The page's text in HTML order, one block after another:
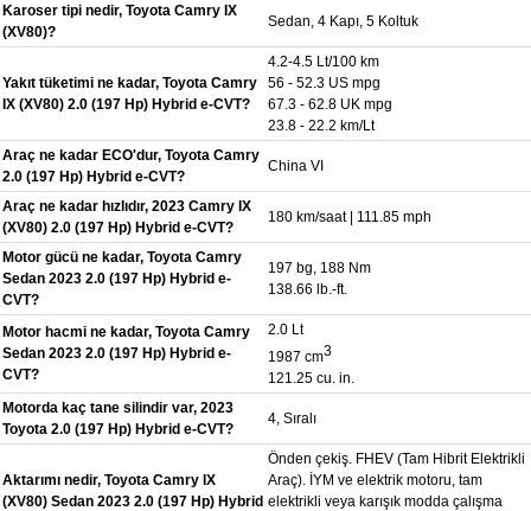
Karoser tipi nedir, Toyota Camry IX
(XV80)?
Sedan, 4 Kapı, 5 Koltuk
Yakıt tüketimi ne kadar, Toyota Camry
IX (XV80) 2.0 (197 Hp) Hybrid e-CVT?
4.2-4.5 Lt/100 km
56 - 52.3 US mpg
67.3 - 62.8 UK mpg
23.8 - 22.2 km/Lt
Araç ne kadar ECO'dur, Toyota Camry
2.0 (197 Hp) Hybrid e-CVT?
China VI
Araç ne kadar hızlıdır, 2023 Camry IX
(XV80) 2.0 (197 Hp) Hybrid e-CVT?
180 km/saat | 111.85 mph
Motor gücü ne kadar, Toyota Camry
Sedan 2023 2.0 (197 Hp) Hybrid e-
CVT?
197 bg, 188 Nm
138.66 lb.-ft.
Motor hacmi ne kadar, Toyota Camry
Sedan 2023 2.0 (197 Hp) Hybrid e-
CVT?
2.0 Lt
1987 cm3
121.25 cu. in.
Motorda kaç tane silindir var, 2023
Toyota 2.0 (197 Hp) Hybrid e-CVT?
4, Sıralı
Aktarımı nedir, Toyota Camry IX
(XV80) Sedan 2023 2.0 (197 Hp) Hybrid
Önden çekiş. FHEV (Tam Hibrit Elektrikli
Araç). İYM ve elektrik motoru, tam
elektrikli veya karışık modda çalışma